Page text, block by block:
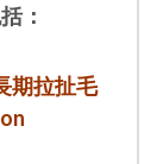
：
期拉扯毛